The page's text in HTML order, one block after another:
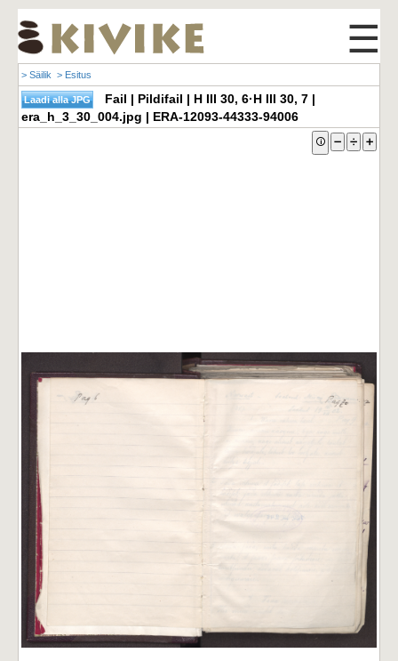
☰
> Säilik > Esitus
Fail | Pildifail | H III 30, 6·H III 30, 7 |
era_h_3_30_004.jpg | ERA-12093-44333-94006